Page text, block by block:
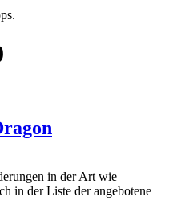
in der Art wie
in der Liste der angebotene